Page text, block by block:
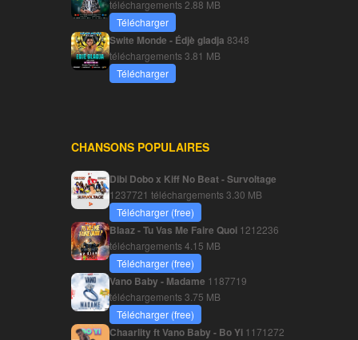
téléchargements 2.88 MB
Télécharger
Swite Monde - Édjè gladja 8348
téléchargements3.81 MB
Télécharger
CHANSONS POPULAIRES
Dibi Dobo x Kiff No Beat - Survoltage
1237721 téléchargements3.30 MB
Télécharger (free)
Blaaz - Tu Vas Me Faire Quoi 1212236
téléchargements4.15 MB
Télécharger (free)
Vano Baby - Madame 1187719
téléchargements3.75 MB
Télécharger (free)
Chaarlity ft Vano Baby - Bo Yi 1171272